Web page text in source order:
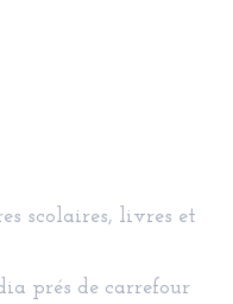
scolaires, livres et
prés de carrefour